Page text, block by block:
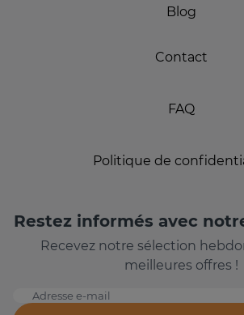
Blog
Contact
FAQ
Politique de
Restez informés avec
Recevez notre sélection
meilleures offres !
Adresse e-mail